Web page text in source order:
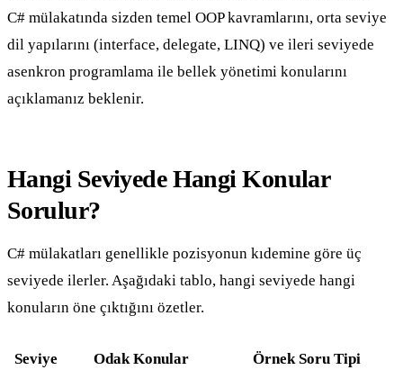
C# mülakatında sizden temel OOP kavramlarını, orta seviye
dil yapılarını (interface, delegate, LINQ) ve ileri seviyede
asenkron programlama ile bellek yönetimi konularını
açıklamanız beklenir.
Hangi Seviyede Hangi Konular
Sorulur?
C# mülakatları genellikle pozisyonun kıdemine göre üç
seviyede ilerler. Aşağıdaki tablo, hangi seviyede hangi
konuların öne çıktığını özetler.
Seviye Odak Konular Örnek Soru Tipi